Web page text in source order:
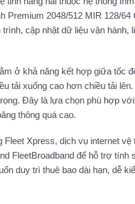
Premium 2048/512 MIR 128/
cập nhật dữ liệu vận
ở khả năng kết hợp giữa tốc
tải xuống cao hơn chiều tải
Đây là lựa chọn phù hợp
thông quá cao.
Fleet Xpress, dịch vụ internet
FleetBroadband để hỗ trợ
duy trì thuê bao dài hạn, dễ